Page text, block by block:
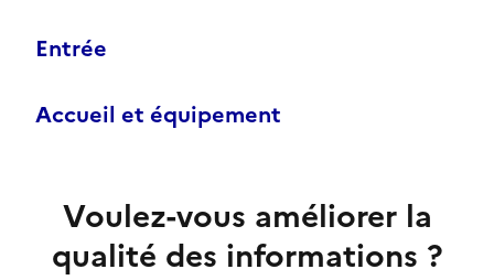
Entrée
Accueil et équipement
Voulez-vous améliorer la
qualité des informations ?